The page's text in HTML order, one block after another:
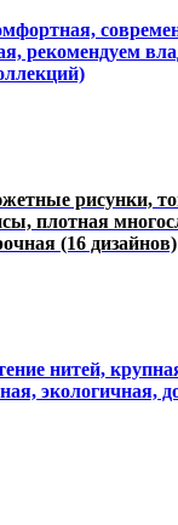
рекомендуем
рисунки,
плотная
(16 дизайнов)
нитей,
экологичная,